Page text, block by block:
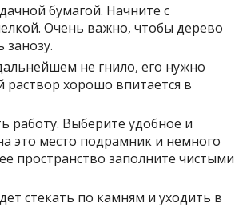
бумагой. Начните с
Очень важно, чтобы дерево
занозу.
не гнило, его нужно
раствор хорошо впитается в
работу. Выберите удобное и
это место подрамник и немного
пространство заполните чистыми
стекать по камням и уходить в